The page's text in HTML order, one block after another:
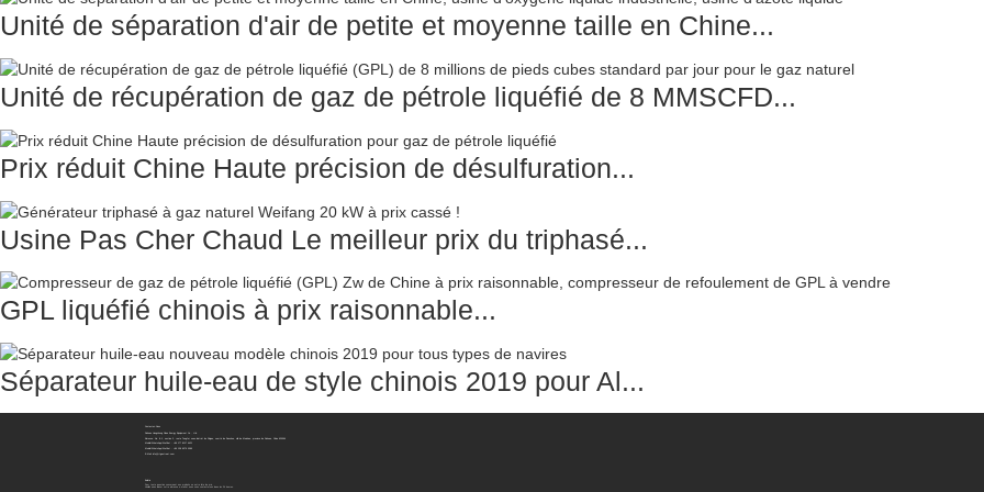
Unité de séparation d'air de petite et moyenne taille en Chine...
Unité de récupération de gaz de pétrole liquéfié de 8 MMSCFD...
Prix ​​réduit Chine Haute précision de désulfuration...
Usine Pas Cher Chaud Le meilleur prix du triphasé...
GPL liquéfié chinois à prix raisonnable...
Séparateur huile-eau de style chinois 2019 pour Al...
Contactez-Nous
Adresse: No. 8-1, section 2, route Tengfei, sous-district de Shigao, comté de Renshou, ville de Meishan, province du Sichuan, Chine 620564
Bulletin